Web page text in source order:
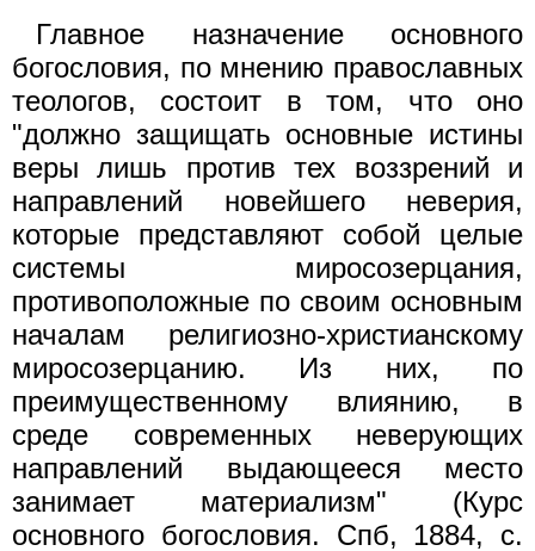
Главное назначение основного
богословия, по мнению православных
теологов, состоит в том, что оно
"должно защищать основные истины
веры лишь против тех воззрений и
направлений новейшего неверия,
которые представляют собой целые
системы миросозерцания,
противоположные по своим основным
началам религиозно-христианскому
миросозерцанию. Из них, по
преимущественному влиянию, в
среде современных неверующих
направлений выдающееся место
занимает материализм" (Курс
основного богословия. Спб, 1884, с.